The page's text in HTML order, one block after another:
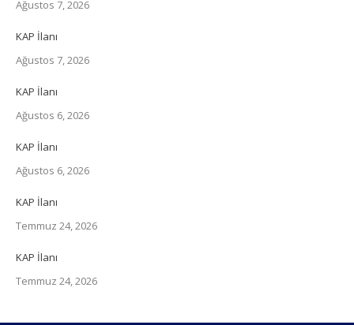
Ağustos 7, 2026
KAP İlanı
Ağustos 7, 2026
KAP İlanı
Ağustos 6, 2026
KAP İlanı
Ağustos 6, 2026
KAP İlanı
Temmuz 24, 2026
KAP İlanı
Temmuz 24, 2026